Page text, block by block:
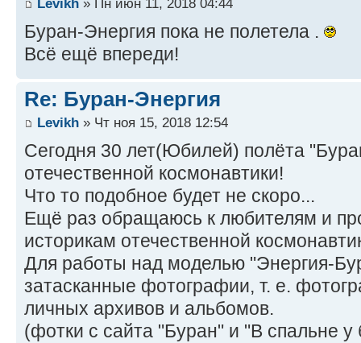
Буран-Энергия пока не полетела .
Всё ещё впереди!
Re: Буран-Энергия
Levikh » Чт ноя 15, 2018 12:54
Сегодня 30 лет(Юбилей) полёта
отечественной космонавтики!
Что то подобное будет не скоро...
Ещё раз обращаюсь к любителям и
историкам отечественной
Для работы над моделью "Энергия-
затасканные фотографии, т. е.
личных архивов и альбомов.
(фотки с сайта "Буран" и "В спальне